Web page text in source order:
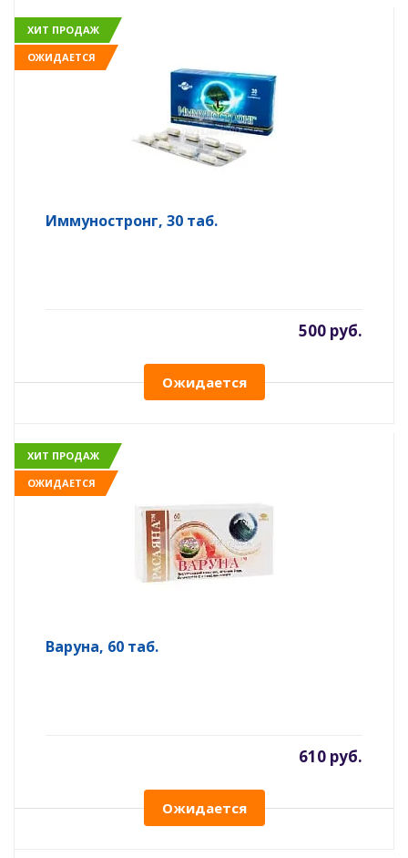
ХИТ ПРОДАЖ
ОЖИДАЕТСЯ
Иммуностронг, 30 таб.
500 руб.
Ожидается
ХИТ ПРОДАЖ
ОЖИДАЕТСЯ
Варуна, 60 таб.
610 руб.
Ожидается